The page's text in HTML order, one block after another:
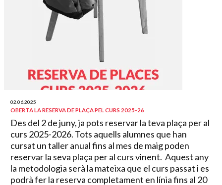
02.06.2025
OBERTA LA RESERVA DE PLAÇA PEL CURS 2025-26
Des del 2 de juny, ja pots reservar la teva plaça per al
curs 2025-2026. Tots aquells alumnes que han
cursat un taller anual fins al mes de maig poden
reservar la seva plaça per al curs vinent. Aquest any
la metodologia serà la mateixa que el curs passat i es
podrà fer la reserva completament en línia fins al 20